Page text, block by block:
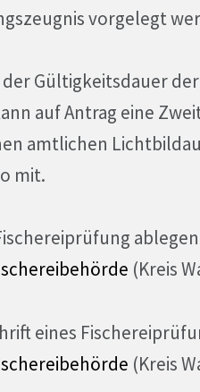
vorgelegt
Gültigkeitsdauer
auf Antrag eine
amtlichen
mit.
(Kreis
eines
(Kreis